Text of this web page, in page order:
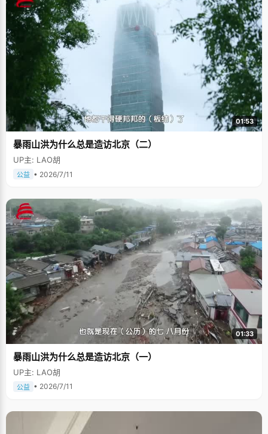
01:53
暴雨山洪为什么总是造访北京（二）
UP主: LAO胡
公益 • 2026/7/11
01:33
暴雨山洪为什么总是造访北京（一）
UP主: LAO胡
公益 • 2026/7/11